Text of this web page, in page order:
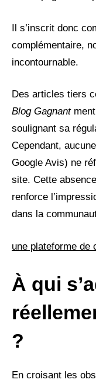
Il s’inscrit donc
complémentaire,
incontournable.
Des articles tiers
Blog Gagnant
soulignant sa
Cependant,
Google Avis) ne
site. Cette
renforce
dans la
une plateforme de
À qui
?
En croisant les